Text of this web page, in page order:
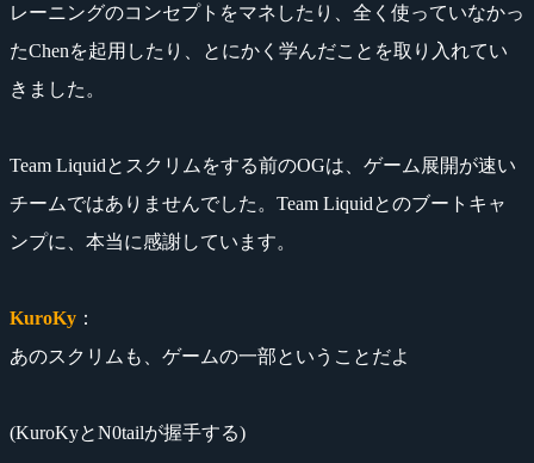
レーニングのコンセプトをマネしたり、全く使っていなかっ
たChenを起用したり、とにかく学んだことを取り入れてい
きました。
Team Liquidとスクリムをする前のOGは、ゲーム展開が速い
チームではありませんでした。Team Liquidとのブートキャ
ンプに、本当に感謝しています。
KuroKy ：
あのスクリムも、ゲームの一部ということだよ
(KuroKyとN0tailが握手する)